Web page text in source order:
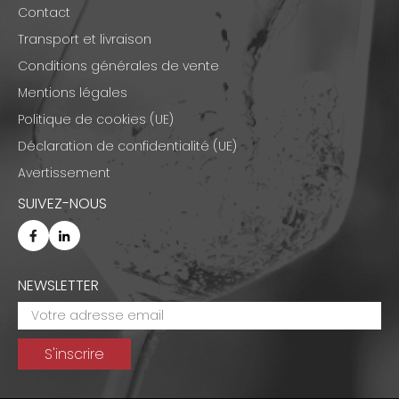
Contact
Transport et livraison
Conditions générales de vente
Mentions légales
Politique de cookies (UE)
Déclaration de confidentialité (UE)
Avertissement
SUIVEZ-NOUS
NEWSLETTER